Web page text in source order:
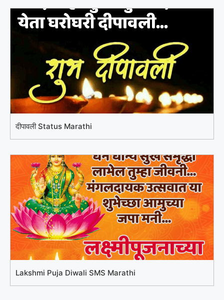
दीपावली Status Marathi
Lakshmi Puja Diwali SMS Marathi